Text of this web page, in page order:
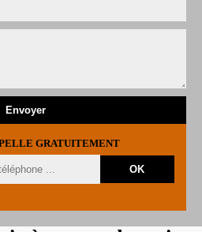
GRATUITEMENT